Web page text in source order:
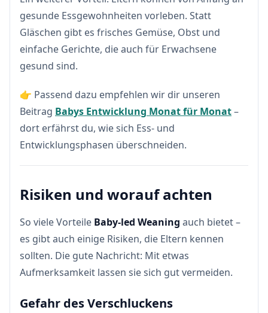
gesunde Essgewohnheiten vorleben. Statt
Gläschen gibt es frisches Gemüse, Obst und
einfache Gerichte, die auch für Erwachsene
gesund sind.
👉 Passend dazu empfehlen wir dir unseren
Beitrag Babys Entwicklung Monat für Monat–
dort erfährst du, wie sich Ess- und
Entwicklungsphasen überschneiden.
Risiken und worauf achten
So viele Vorteile Baby-led Weaning auch bietet –
es gibt auch einige Risiken, die Eltern kennen
sollten. Die gute Nachricht: Mit etwas
Aufmerksamkeit lassen sie sich gut vermeiden.
Gefahr des Verschluckens